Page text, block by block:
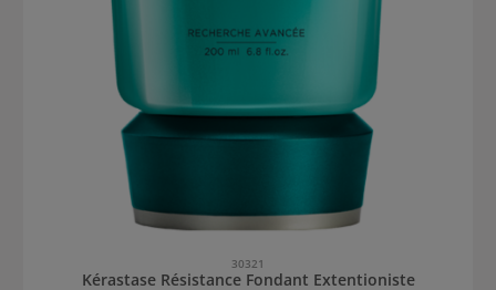
30321
Kérastase Résistance Fondant Extentioniste